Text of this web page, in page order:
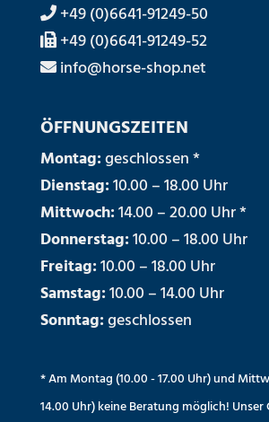
+49 (0)6641-91249-50
+49 (0)6641-91249-52
info@horse-shop.net
ÖFFNUNGSZEITEN
Montag:geschlossen *
Dienstag:10.00 – 18.00 Uhr
Mittwoch:14.00 – 20.00 Uhr *
Donnerstag:10.00 – 18.00 Uhr
Freitag:10.00 – 18.00 Uhr
Samstag:10.00 – 14.00 Uhr
Sonntag:geschlossen
* Am Montag (10.00 - 17.00 Uhr) und
14.00 Uhr) keine Beratung möglich!